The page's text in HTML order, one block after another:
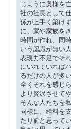
じように奥様を
社の社長として
係が上手く築け
に、家や家族を
時間が作れ、同
いう認識が無い
表現力不足でそ
にいれていれば
るだけの人が多
全くそれを感じ
より贅沢させて
そんな人たちを
同様に、給料を
たり前と思って